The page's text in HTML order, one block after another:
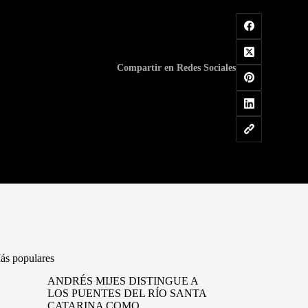
Compartir en Redes Sociales
populares
ANDRÉS MIJES DISTINGUE A
LOS PUENTES DEL RÍO SANTA
CATARINA COMO